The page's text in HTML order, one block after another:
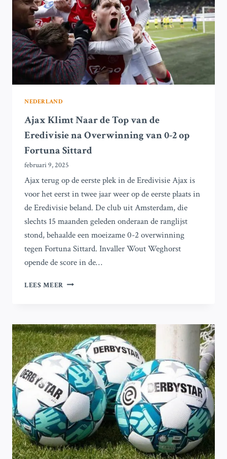
VAN
TOEZICHT;
EERSTE
VROUW
IN
DEZE
ROL
NEDERLAND
Ajax Klimt Naar de Top van de
Eredivisie na Overwinning van 0-2 op
Fortuna Sittard
februari 9, 2025
Ajax terug op de eerste plek in de Eredivisie Ajax is
voor het eerst in twee jaar weer op de eerste plaats in
de Eredivisie beland. De club uit Amsterdam, die
slechts 15 maanden geleden onderaan de ranglijst
stond, behaalde een moeizame 0-2 overwinning
tegen Fortuna Sittard. Invaller Wout Weghorst
opende de score in de…
LEES MEER AJAX
TOP
VAN
DE
EREDIVISIE
NA
OVERWINNING
VAN
0-
2
OP
FORTUNA
SITTARD